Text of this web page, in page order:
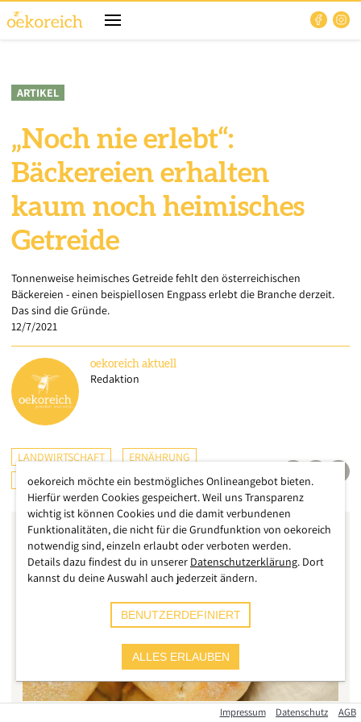
ARTIKEL
„Noch nie erlebt“:
Bäckereien erhalten
kaum noch heimisches
Getreide
Tonnenweise heimisches Getreide fehlt den österreichischen
Bäckereien - einen beispiellosen Engpass erlebt die Branche derzeit.
Das sind die Gründe.
12/7/2021
oekoreich aktuell
Redaktion
LANDWIRTSCHAFT
ERNÄHRUNG
ÖSTERREICH
Impressum Datenschutz AGB
oekoreich möchte ein bestmögliches Onlineangebot bieten.
Hierfür werden Cookies gespeichert. Weil uns Transparenz
wichtig ist können Cookies und die damit verbundenen
Funktionalitäten, die nicht für die Grundfunktion von oekoreich
notwendig sind, einzeln erlaubt oder verboten werden.
Details dazu findest du in unserer Datenschutzerklärung. Dort
kannst du deine Auswahl auch jederzeit ändern.
BENUTZERDEFINIERT
ALLES ERLAUBEN